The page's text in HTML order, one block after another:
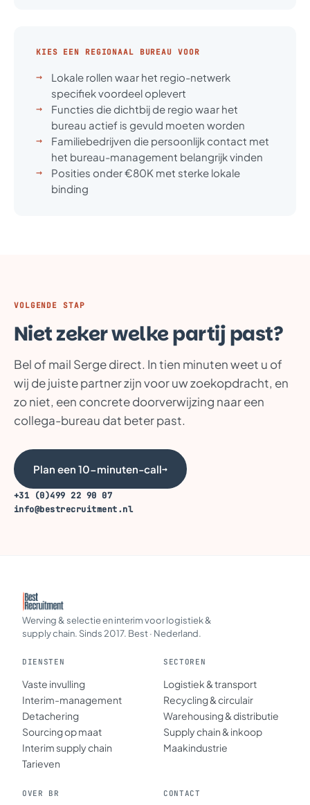
KIES EEN REGIONAAL BUREAU VOOR
Lokale rollen waar het regio-netwerk
specifiek voordeel oplevert
Functies die dichtbij de regio waar het
bureau actief is gevuld moeten worden
Familiebedrijven die persoonlijk contact met
het bureau-management belangrijk vinden
Posities onder €80K met sterke lokale
binding
VOLGENDE STAP
Niet zeker welke partij past?
Bel of mail Serge direct. In tien minuten weet u of
wij de juiste partner zijn voor uw zoekopdracht, en
zo niet, een concrete doorverwijzing naar een
collega-bureau dat beter past.
Plan een 10-minuten-call→
+31 (0)499 22 90 07
info@bestrecruitment.nl
Werving & selectie en interim voor logistiek &
supply chain. Sinds 2017. Best · Nederland.
DIENSTEN
Vaste invulling
Interim-management
Detachering
Sourcing op maat
Interim supply chain
Tarieven
SECTOREN
Logistiek & transport
Recycling & circulair
Warehousing & distributie
Supply chain & inkoop
Maakindustrie
OVER BR CONTACT